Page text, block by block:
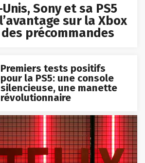
Sony et sa PS5
sur la Xbox
précommandes
Premiers tests positifs
pour la PS5: une console
silencieuse, une manette
révolutionnaire